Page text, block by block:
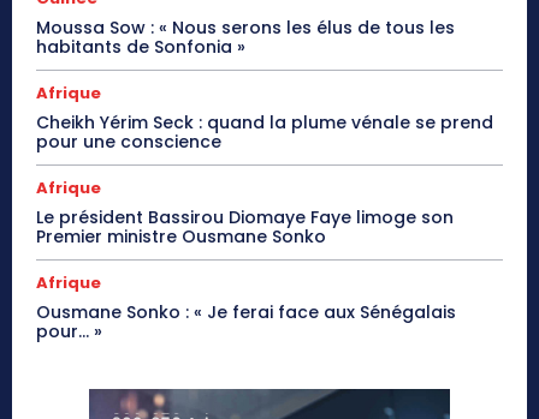
Moussa Sow : « Nous serons les élus de tous les
habitants de Sonfonia »
Afrique
Cheikh Yérim Seck : quand la plume vénale se prend
pour une conscience
Afrique
Le président Bassirou Diomaye Faye limoge son
Premier ministre Ousmane Sonko
Afrique
Ousmane Sonko : « Je ferai face aux Sénégalais
pour… »